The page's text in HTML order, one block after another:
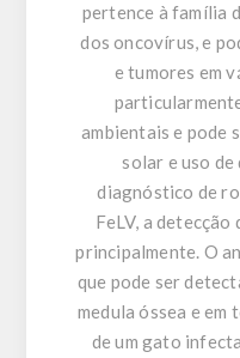
pertence à família
dos oncovírus, e
e tumores em
ambientais e pode
solar e uso
diagnóstico de
FeLV, a
principalmente. O
que pode ser
medula óssea e
de um gato